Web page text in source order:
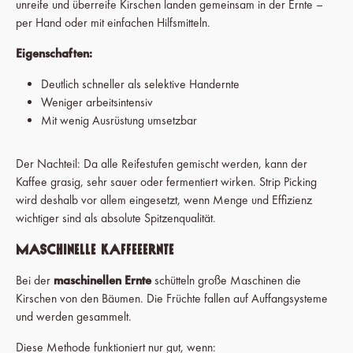
unreife und überreife Kirschen landen gemeinsam in der Ernte –
per Hand oder mit einfachen Hilfsmitteln.
Eigenschaften:
Deutlich schneller als selektive Handernte
Weniger arbeitsintensiv
Mit wenig Ausrüstung umsetzbar
Der Nachteil: Da alle Reifestufen gemischt werden, kann der
Kaffee grasig, sehr sauer oder fermentiert wirken. Strip Picking
wird deshalb vor allem eingesetzt, wenn Menge und Effizienz
wichtiger sind als absolute Spitzenqualität.
Maschinelle Kaffeeernte
Bei der maschinellen Ernteschütteln große Maschinen die
Kirschen von den Bäumen. Die Früchte fallen auf Auffangsysteme
und werden gesammelt.
Diese Methode funktioniert nur gut, wenn: